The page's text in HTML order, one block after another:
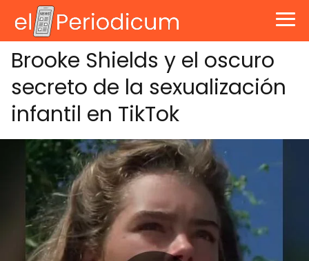
Brooke Shields y el oscuro
secreto de la sexualización
infantil en TikTok